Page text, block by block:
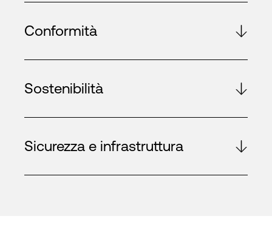
Conformità
Sostenibilità
Sicurezza e infrastruttura